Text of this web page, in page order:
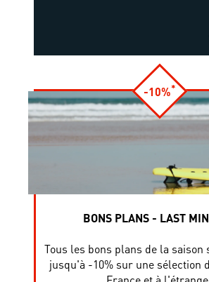
-10%*
BONS PLANS - LAST
Tous les bons plans de la saison
jusqu'à -10% sur une sélection